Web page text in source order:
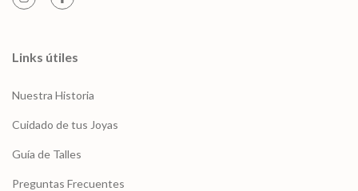
Links útiles
Nuestra Historia
Cuidado de tus Joyas
Guía de Talles
Preguntas Frecuentes